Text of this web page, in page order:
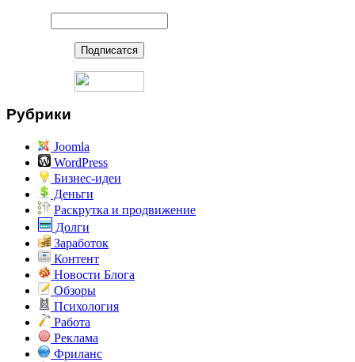
Рубрики
Joomla
WordPress
Бизнес-идеи
Деньги
Раскрутка и продвижение
Долги
Заработок
Контент
Новости Блога
Обзоры
Психология
Работа
Реклама
Фриланс